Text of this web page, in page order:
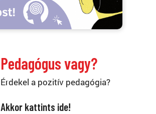
Pedagógus vagy?
Érdekel a pozitív pedagógia?
Akkor kattints ide!